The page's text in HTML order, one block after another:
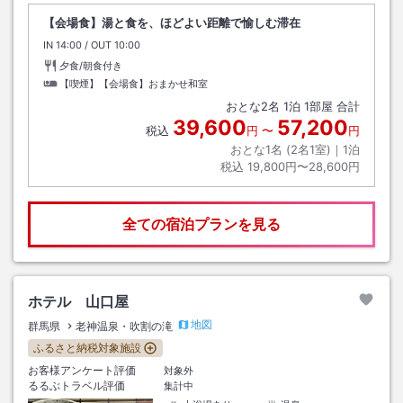
【会場食】湯と食を、ほどよい距離で愉しむ滞在
IN チェックイン
14:00 / OUT チェックアウト
10:00
夕食/朝食付き
【喫煙】【会場食】おまかせ和室
おとな2名 1泊 1部屋 合計
税込 39,600円 〜 57,200円
おとな1名 (2名1室)｜ 1泊
税込 19,800円〜28,600円
全ての宿泊プランを見る
ホテル 山口屋
群馬県 老神温泉・吹割の滝
地図
ふるさと納税対象施設
お客様アンケート評価
対象外
るるぶトラベル評価
集計中